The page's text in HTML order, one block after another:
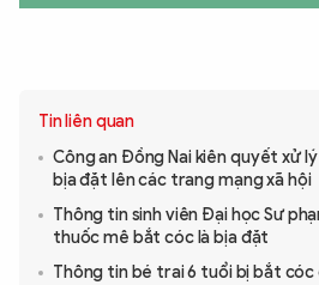
Tin liên quan
Công an Đồng Nai kiên quyết xử
bịa đặt lên các trang mạng xã hội
Thông tin sinh viên Đại học Sư
thuốc mê bắt cóc là bịa đặt
Thông tin bé trai 6 tuổi bị bắt cóc